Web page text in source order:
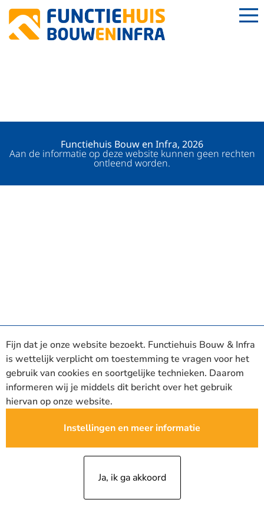
Fijn dat je onze website bezoekt. Functiehuis Bouw & Infra
is wettelijk verplicht om toestemming te vragen voor het
gebruik van cookies en soortgelijke technieken. Daarom
informeren wij je middels dit bericht over het gebruik
hiervan op onze website.
Instellingen en meer informatie
Ja, ik ga akkoord
Functiehuis Bouw en Infra, 2026
Aan de informatie op deze website kunnen geen rechten
ontleend worden.